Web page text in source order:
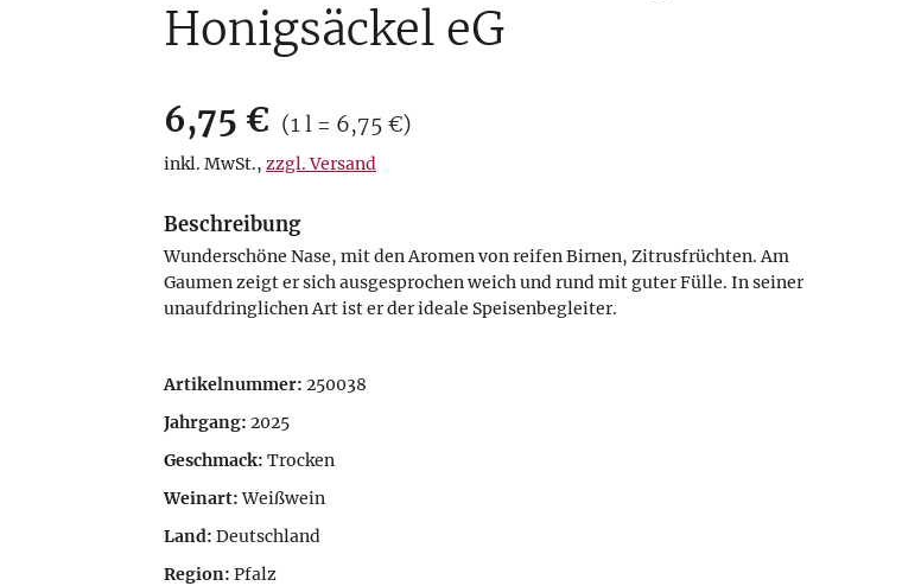
Honigsäckel eG
Verkaufspreis: 6,75 €
6,75 € Preis pro 1 l = 6,75 €
(1 l = 6,75 €)
inkl. MwSt., zzgl. Versand
Beschreibung
Wunderschöne Nase, mit den Aromen von reifen Birnen, Zitrusfrüchten. Am
Gaumen zeigt er sich ausgesprochen weich und rund mit guter Fülle. In seiner
unaufdringlichen Art ist er der ideale Speisenbegleiter.
Artikelnummer: 250038
Jahrgang: 2025
Geschmack: Trocken
Weinart:Weißwein
Land: Deutschland
Region: Pfalz